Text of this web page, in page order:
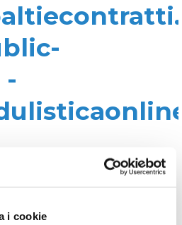
i cookie
04/08/2020